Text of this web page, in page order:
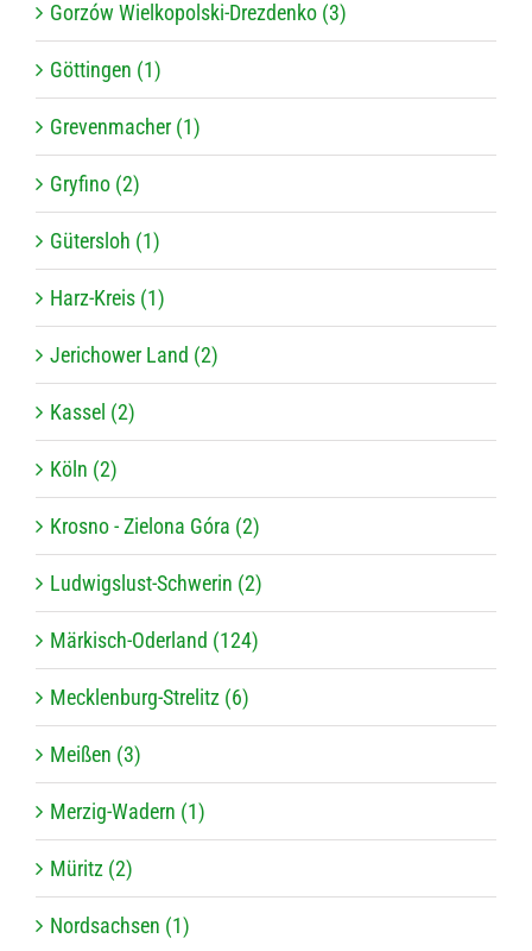
Gorzów Wielkopolski-Drezdenko (3)
Göttingen (1)
Grevenmacher (1)
Gryfino (2)
Gütersloh (1)
Harz-Kreis (1)
Jerichower Land (2)
Kassel (2)
Köln (2)
Krosno - Zielona Góra (2)
Ludwigslust-Schwerin (2)
Märkisch-Oderland (124)
Mecklenburg-Strelitz (6)
Meißen (3)
Merzig-Wadern (1)
Müritz (2)
Nordsachsen (1)